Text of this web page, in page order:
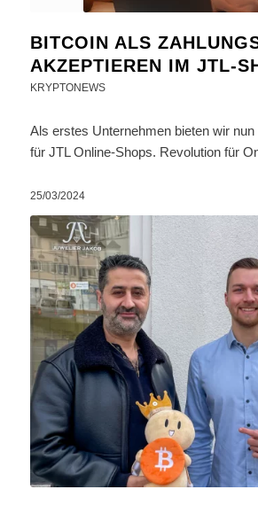
BITCOIN ALS
AKZEPTIEREN IM JTL-
KRYPTONEWS
Als erstes Unternehmen bieten wir
für JTL Online-Shops. Revolution für
25/03/2024